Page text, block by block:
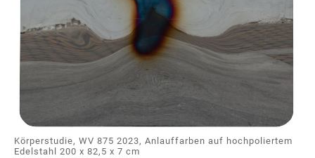
Körperstudie, WV 875 2023, Anlauffarben auf hochpoliertem
Edelstahl 200 x 82,5 x 7 cm